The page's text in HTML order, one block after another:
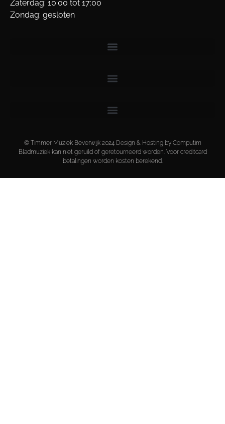
Zaterdag: 10:00 tot 17:00
Zondag: gesloten
© Timmer Muziek Beverwijk 2024 Design & Hosting by Computim
Bladmuziek kan niet geruild of geretourneerd worden. Voor creditcard
betalingen worden kosten berekend.